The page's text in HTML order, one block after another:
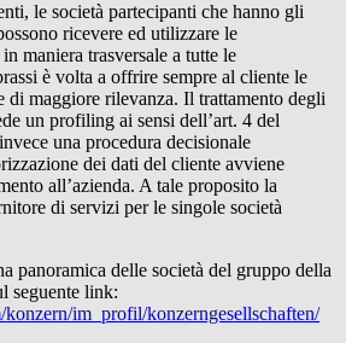
le società partecipanti che hanno gli
ricevere ed utilizzare le
maniera trasversale a tutte le
è volta a offrire sempre al cliente le
maggiore rilevanza. Il trattamento degli
un profiling ai sensi dell’art. 4 del
una procedura decisionale
dei dati del cliente avviene
all’azienda. A tale proposito la
di servizi per le singole società
panoramica delle società del gruppo della
seguente link:
im_profil/konzerngesellschaften/